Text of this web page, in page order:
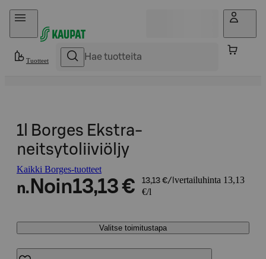
Hyppää sisältöön
Tuotteet
1l Borges Ekstra-
neitsytoliiviöljy
Kaikki Borges-tuotteet
n. Noin13,13 € 13,13 €/l vertailuhinta 13,13
€/l
Valitse toimitustapa